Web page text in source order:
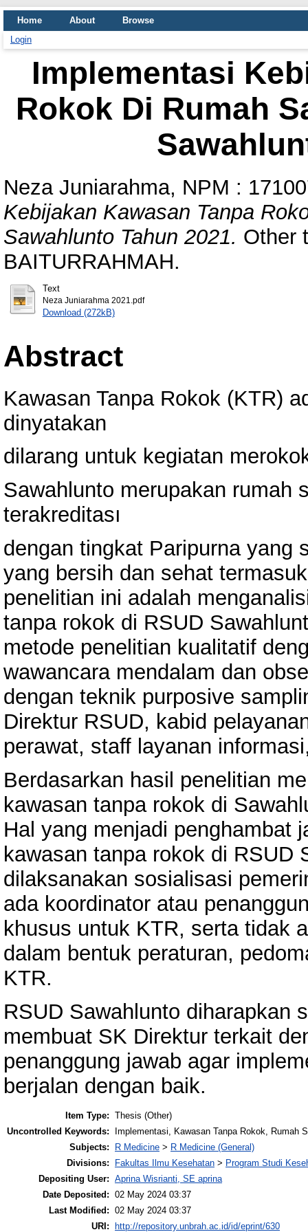
Home About
Browse
Login
Implementasi
Rokok Di Rumah
Neza Juniarahma, NPM :
Kebijakan Kawasan Tanpa
Sawahlunto Tahun 2021. Other
BAITURRAHMAH.
Text
Neza Juniarahma 2021.pdf
Download (272kB)
Abstract
Kawasan Tanpa Rokok (KTR)
dinyatakan
dilarang untuk kegiatan
Sawahlunto merupakan rumah
terakreditası
dengan tingkat Paripurna yang
yang bersih dan sehat
penelitian ini adalah
tanpa rokok di RSUD
metode penelitian kualitatif
wawancara mendalam dan
dengan teknik purposive
Direktur RSUD, kabid
perawat, staff layanan
Berdasarkan hasil penelitian
kawasan tanpa rokok di
Hal yang menjadi penghambat
kawasan tanpa rokok di RSUD
dilaksanakan sosialisasi
ada koordinator atau
khusus untuk KTR, serta tidak
dalam bentuk peraturan,
KTR.
RSUD Sawahlunto diharapkan
membuat SK Direktur terkait
penanggung jawab agar
berjalan dengan baik.
Item Type: Thesis (Other)
Uncontrolled Keywords:
Implementasi, Kawasan Tanpa Rokok, Rumah
Subjects:
R Medicine > R Medicine (General)
Divisions:
Fakultas Ilmu Kesehatan > Program Studi
Depositing User: Aprina Wisrianti, SE aprina
Date Deposited: 02 May 2024 03:37
Last Modified: 02 May 2024 03:37
URI:
http://repository.unbrah.ac.id/id/eprint/630